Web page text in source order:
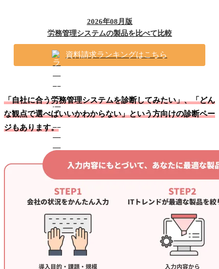
2026年08月版
労務管理システムの製品を比べて比較
資料請求ランキングはこちら
「自社に合う労務管理システムを診断してみたい」、「どん
な観点で選べばいいかわからない」という方向けの診断ペー
ジもあります。